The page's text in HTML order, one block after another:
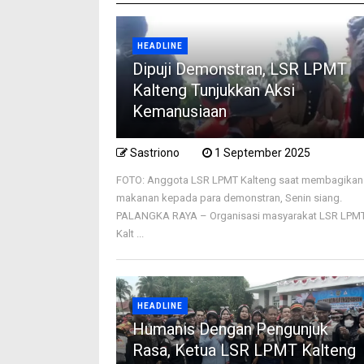
HEADLINE
Dipuji Demonstran, LSR LPMT
Kalteng Tunjukkan Aksi
Kemanusiaan
Sastriono 1 September 2025
FOTO: Anggota LSR LPMT Kalteng saat membagikan
makanan kepada para demonstran, Senin siang.
PALANGKA RAYA – Organisasi masyarakat LSR
Kalt ...
HEADLINE
Humanis Dengan Pengunjuk
Rasa, Ketua LSR LPMT Kalteng